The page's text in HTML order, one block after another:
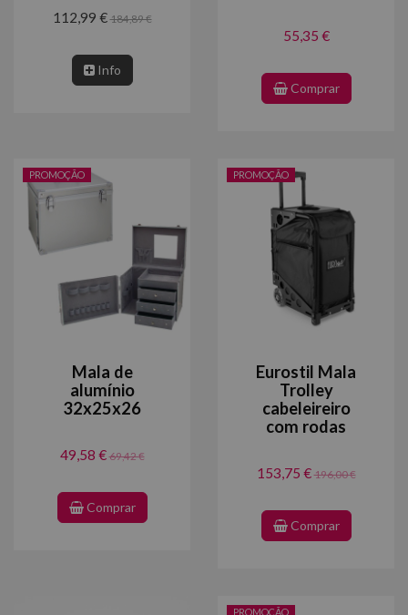
112,99 €184,89 €
Info
55,35 €
Comprar
PROMOÇÃO
Mala de
alumínio
32x25x26
49,58 €69,42 €
Comprar
PROMOÇÃO
Eurostil Mala
Trolley
cabeleireiro
com rodas
153,75 €196,00 €
Comprar
PROMOÇÃO